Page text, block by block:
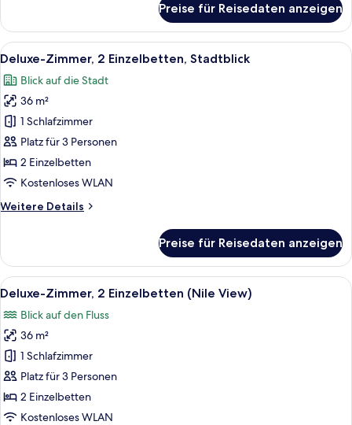
Zimmer,
1 King-
Bett
Preise für Reisedaten anzeigen
Alle
Fotos
für
Deluxe-
Zimmer,
2 Einzelbetten,
Stadtblick
anzeigen
Ein Hotelzimmer mit zwei Betten,
7
Deluxe-Zimmer, 2 Einzelbetten, Stadtblick
Blick auf die Stadt
36 m²
1 Schlafzimmer
Platz für 3 Personen
2 Einzelbetten
Kostenloses WLAN
Weitere Details
Weitere
Zimmer,
2 Einzelbetten,
Stadtblick
Preise für Reisedaten anzeigen
Alle
Fotos
für
Deluxe-
Zimmer,
2 Einzelbetten
(Nile
View)
Ein Hotelzimmer mit zwei Betten,
10
Deluxe-Zimmer, 2 Einzelbetten (Nile View)
Blick auf den Fluss
36 m²
1 Schlafzimmer
Platz für 3 Personen
2 Einzelbetten
Kostenloses WLAN